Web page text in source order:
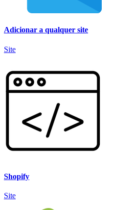
Adicionar a qualquer site
Site
Shopify
Site